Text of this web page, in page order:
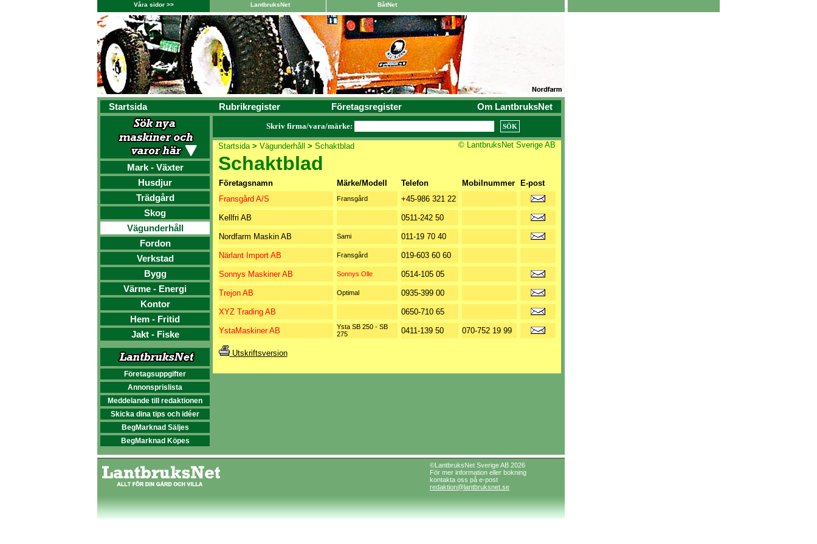
Våra sidor >> LantbruksNet BåtNet
Startsida Rubrikregister Företagsregister Om LantbruksNet
Mark - Växter
Husdjur
Trädgård
Skog
Vägunderhåll
Fordon
Verkstad
Bygg
Värme - Energi
Kontor
Hem - Fritid
Jakt - Fiske
Företagsuppgifter
Annonsprislista
Meddelande till redaktionen
Skicka dina tips och idéer
BegMarknad Säljes
BegMarknad Köpes
Skriv firma/vara/märke:
Startsida> Vägunderhåll > Schaktblad © LantbruksNet Sverige AB
Schaktblad
Företagsnamn Märke/Modell Telefon Mobilnummer
E-post
Fransgård A/S
Fransgård +45-986 321 22
Kellfri AB 0511-242 50
Nordfarm Maskin AB Sami 011-19 70 40
Närlant Import AB Fransgård 019-603 60 60
Sonnys Maskiner AB Sonnys Olle 0514-105 05
Trejon AB Optimal 0935-399 00
XYZ Trading AB 0650-710 65
YstaMaskiner AB
Ysta SB 250 - SB
275
0411-139 50 070-752 19 99
Utskriftsversion
©LantbruksNet Sverige AB 2026
För mer information eller bokning
kontakta oss på e-post
redaktion@lantbruksnet.se